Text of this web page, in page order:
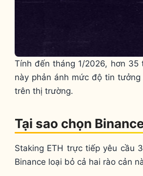
Tính đến tháng 1/2026, hơn 35
này phản ánh mức độ tin
trên thị trường.
Tại sao chọn
Staking ETH trực tiếp yêu cầu
Binance loại bỏ cả hai rào cản